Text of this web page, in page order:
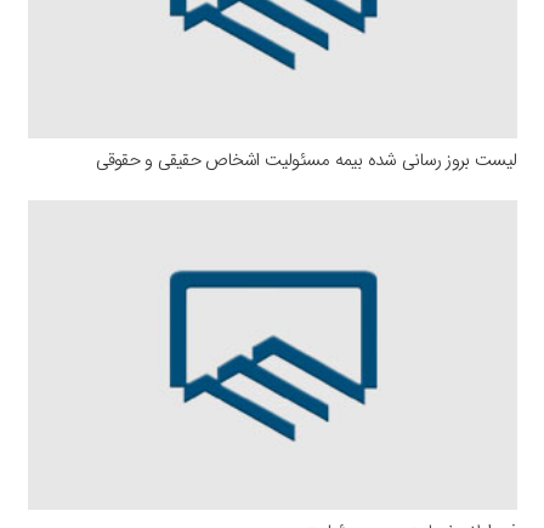
لیست بروز رسانی شده بیمه مسئولیت اشخاص حقیقی و حقوقی